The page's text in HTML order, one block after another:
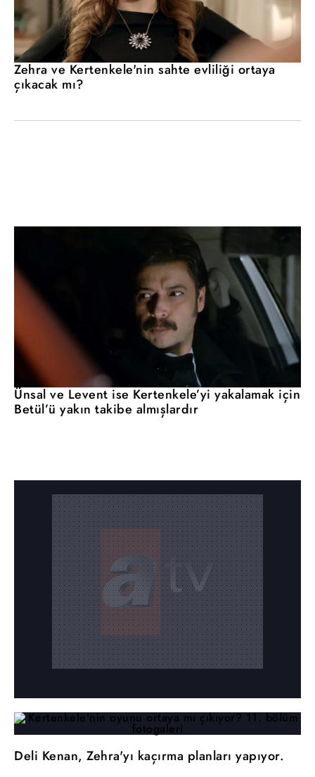
Zehra ve Kertenkele'nin sahte evliliği ortaya
çıkacak mı?
Ünsal ve Levent ise Kertenkele’yi yakalamak için
Betül’ü yakın takibe almışlardır
Deli Kenan, Zehra'yı kaçırma planları yapıyor.